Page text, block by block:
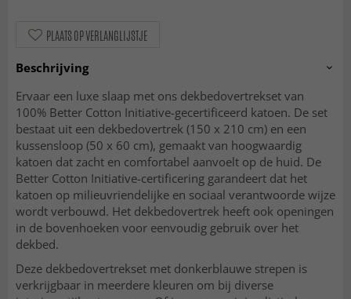
PLAATS OP VERLANGLIJSTJE
Beschrijving
Ervaar een luxe slaap met ons dekbedovertrekset van
100% Better Cotton Initiative-gecertificeerd katoen. De set
bestaat uit een dekbedovertrek (150 x 210 cm) en een
kussensloop (50 x 60 cm), gemaakt van hoogwaardig
katoen dat zacht en comfortabel aanvoelt op de huid. De
Better Cotton Initiative-certificering garandeert dat het
katoen op milieuvriendelijke en sociaal verantwoorde wijze
wordt verbouwd. Het dekbedovertrek heeft ook openingen
in de bovenhoeken voor eenvoudig gebruik over het
dekbed.
Deze dekbedovertrekset met donkerblauwe strepen is
verkrijgbaar in meerdere kleuren om bij diverse